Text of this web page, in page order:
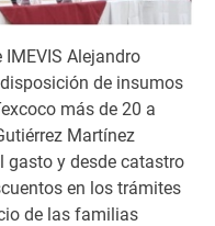
Alejandro
de insumos
más de 20 a
Martínez
gasto y desde catastro
en los trámites
de las familias